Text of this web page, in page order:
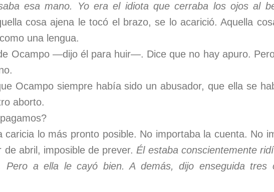
esa mano. Yo era el idiota que cerraba los ojos al
cosa ajena le tocó el brazo, se lo acarició. Aquella
una lengua.
Ocampo —dijo él para huir—. Dice que no hay apuro.
Ocampo siempre había sido un abusador, que ella se
aborto.
caricia lo más pronto posible. No importaba la cuenta. No
abril, imposible de prever. Él estaba conscientemente
Pero a ella le cayó bien. A demás, dijo enseguida tres